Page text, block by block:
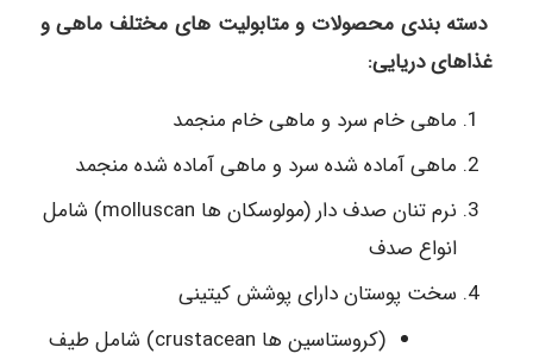
دسته بندی محصولات و متابولیت های مختلف ماهی و
غذاهای دریایی:
ماهی خام سرد و ماهی خام منجمد
ماهی آماده شده سرد و ماهی آماده شده منجمد
نرم تنان صدف دار (مولوسکان ها molluscan) شامل
انواع صدف
سخت پوستان دارای پوشش کیتینی
(کروستاسین ها crustacean) شامل طیف